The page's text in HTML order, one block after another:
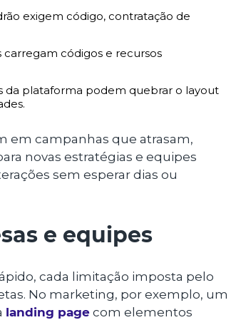
exigem código, contratação de
códigos e recursos
da plataforma podem quebrar o layout
em campanhas que atrasam,
novas estratégias e equipes
sem esperar dias ou
e equipes
cada limitação imposta pelo
No marketing, por exemplo, um
landing page com elementos